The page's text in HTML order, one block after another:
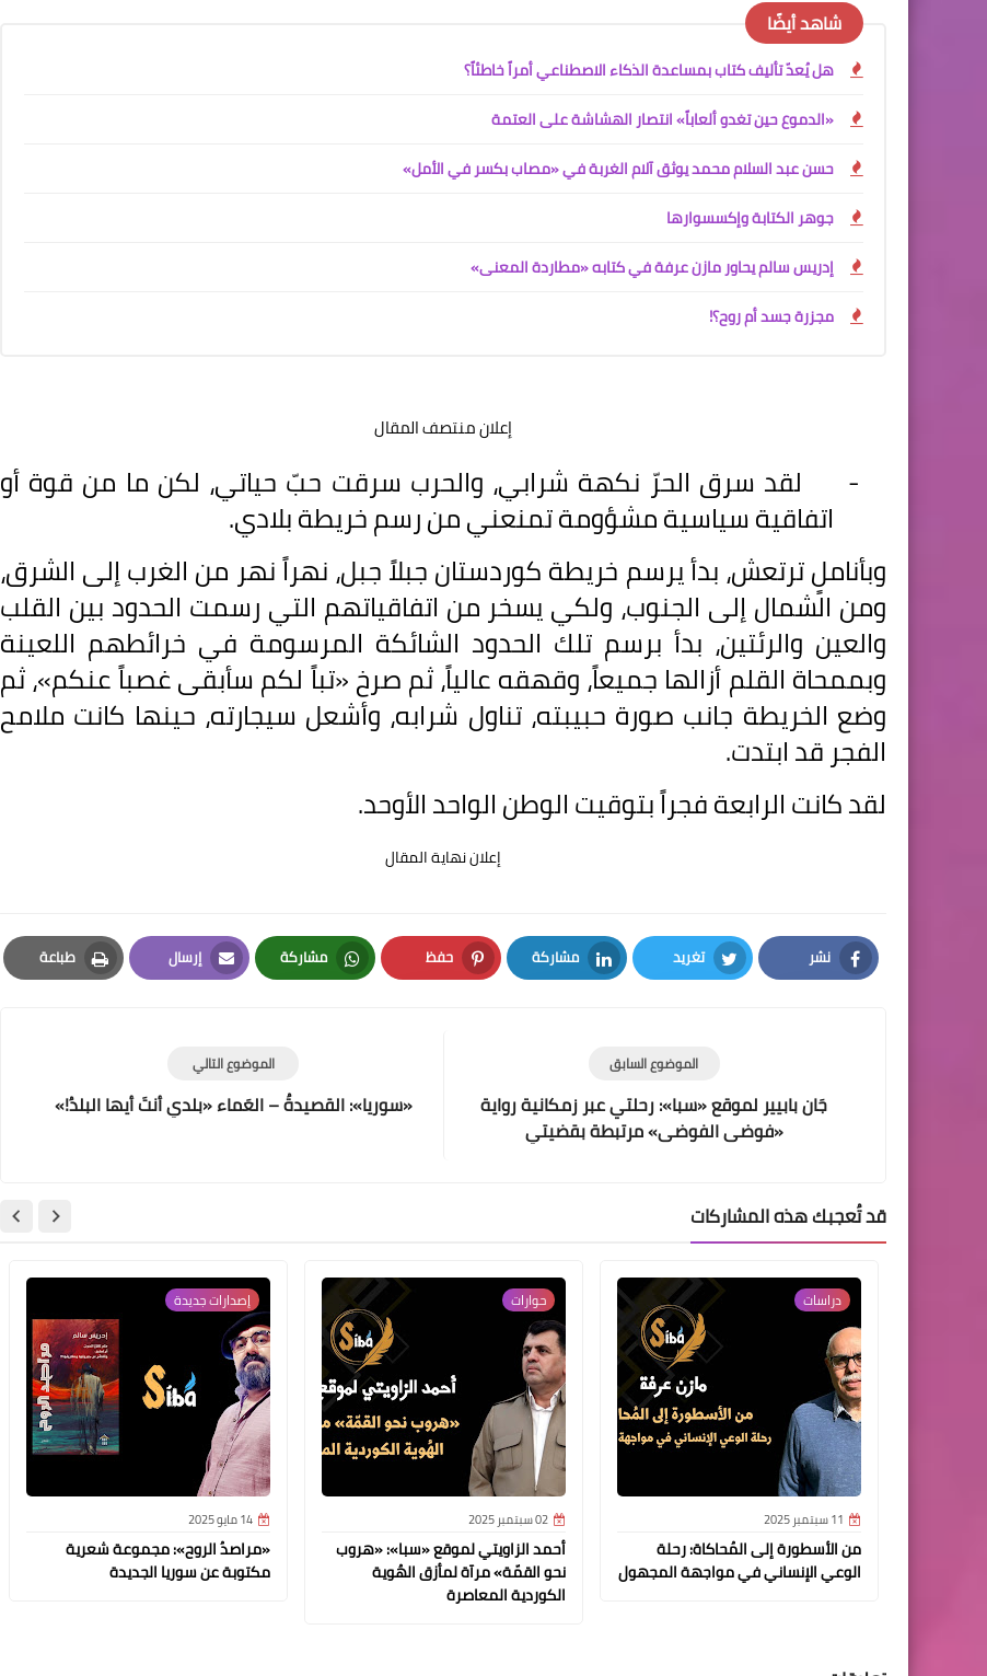
شاهد أيضًا
هل يُعدّ تأليف كتاب بمساعدة الذكاء الاصطناعي أمراً خاطئاً؟
«الدموع حين تغدو ألعاباً» انتصار الهشاشة على العتمة
حسن عبد السلام محمد يوثق آلام الغربة في «مصاب بكسر في الأمل»
جوهر الكتابة وإكسسوارها
إدريس سالم يحاور مازن عرفة في كتابه «مطاردة المعنى»
مجزرة جسد أم روح؟!
إعلان منتصف المقال
- لقد سرق الحرّ نكهة شرابي، والحرب سرقت حبّ حياتي، لكن ما من قوة أو
اتفاقية سياسية مشؤومة تمنعني من رسم خريطة بلادي.
وبأناملٍ ترتعش، بدأ يرسم خريطة كوردستان جبلاً جبل، نهراً نهر من الغرب إلى الشرق،
ومن الشمال إلى الجنوب، ولكي يسخر من اتفاقياتهم التي رسمت الحدود بين القلب
والعين والرئتين، بدأ برسم تلك الحدود الشائكة المرسومة في خرائطهم اللعينة
وبممحاة القلم أزالها جميعاً، وقهقه عالياً، ثم صرخ «تباً لكم سأبقى غصباً عنكم»، ثم
وضع الخريطة جانب صورة حبيبته، تناول شرابه، وأشعل سيجارته، حينها كانت ملامح
الفجر قد ابتدت.
لقد كانت الرابعة فجراً بتوقيت الوطن الواحد الأوحد.
إعلان نهاية المقال
نشر
Facebook
تغريد
Twitter
مشاركة
LinkedIn
حفظ
Pinterest
مشاركة
Whatsapp
إرسال
Email
طباعة
Print
الموضوع التالي
«سوريا»: القصيدةُ – العَماء «بلدي أنتَ أيها البلدُ!»
الموضوع السابق
جَان بابيير لموقع «سبا»: رحلتي عبر زمكانية رواية
«فوضى الفوضى» مرتبطة بقضيتي
قد تُعجبك هذه المشاركات
دراسات
11 سبتمبر 2025
من الأسطورة إلى المُحاكاة: رحلة
الوعي الإنساني في مواجهة المجهول
حوارات
02 سبتمبر 2025
أحمد الزاويتي لموقع «سبا»: «هروب
نحو القمّة» مرآة لمأزق الهُوية
الكوردية المعاصرة
إصدارات جديدة
14 مايو 2025
«مراصدُ الروح»: مجموعة شعرية
مكتوبة عن سوريا الجديدة